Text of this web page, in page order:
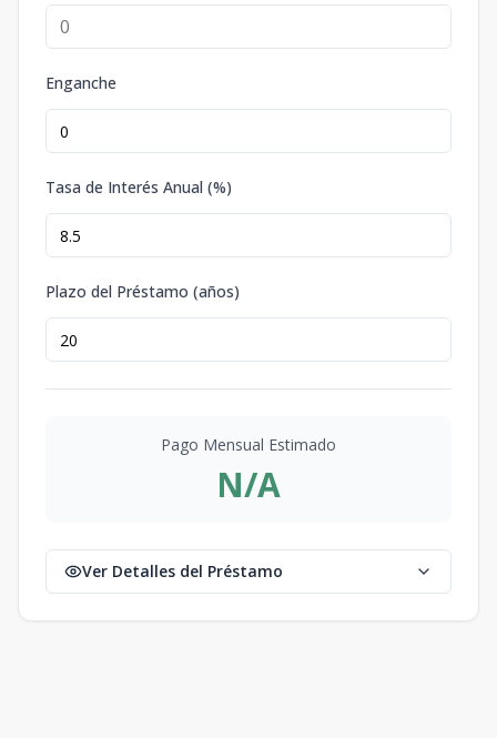
Enganche
Tasa de Interés Anual (%)
Plazo del Préstamo (años)
Pago Mensual Estimado
N/A
Ver Detalles del Préstamo